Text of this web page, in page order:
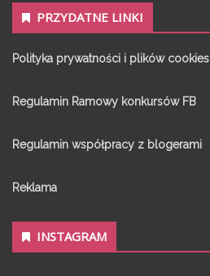
PRZYDATNE LINKI
Polityka prywatności i plików cookies
Regulamin Ramowy konkursów FB
Regulamin współpracy z blogerami
Reklama
INSTAGRAM